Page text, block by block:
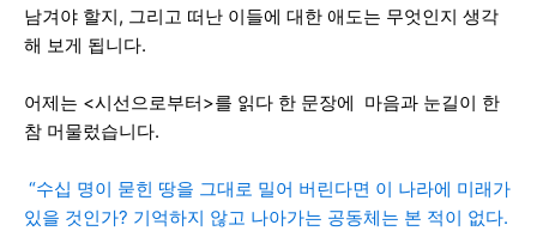
남겨야 할지, 그리고 떠난 이들에 대한 애도는 무엇인지 생각
해 보게 됩니다.
어제는 <시선으로부터>를 읽다 한 문장에 마음과 눈길이 한
참 머물렀습니다.
“수십 명이 묻힌 땅을 그대로 밀어 버린다면 이 나라에 미래가
있을 것인가? 기억하지 않고 나아가는 공동체는 본 적이 없다.